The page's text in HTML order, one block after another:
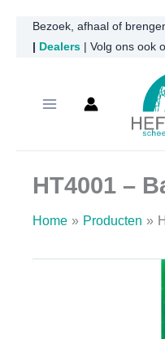
naar
inhoud
Bezoek, afhaal of
Dealers | Volg ons ook
HT4001 –
Home Producten